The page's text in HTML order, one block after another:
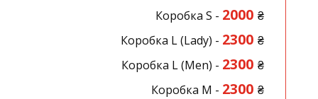
Коробка S - 2000 ₴
Коробка L (Lady) - 2300 ₴
Коробка L (Men) - 2300 ₴
Коробка M - 2300 ₴